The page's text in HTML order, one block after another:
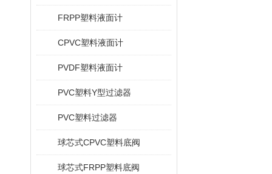
FRPP塑料液面计
CPVC塑料液面计
PVDF塑料液面计
PVC塑料Y型过滤器
PVC塑料过滤器
球芯式CPVC塑料底阀
球芯式FRPP塑料底阀